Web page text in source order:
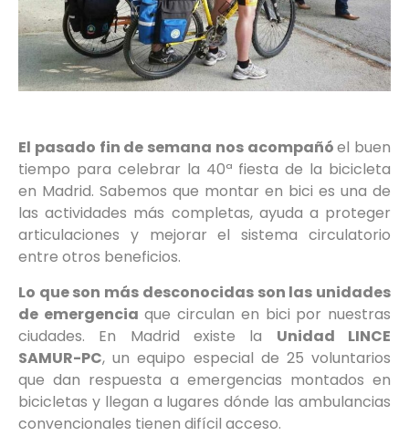
El pasado fin de semana nos acompañóel buen
tiempo para celebrar la 40ª fiesta de la bicicleta
en Madrid. Sabemos que montar en bici es una de
las actividades más completas, ayuda a proteger
articulaciones y mejorar el sistema circulatorio
entre otros beneficios.
Lo que son más desconocidas son las unidades
de emergencia que circulan en bici por nuestras
ciudades. En Madrid existe la Unidad LINCE
SAMUR-PC, un equipo especial de 25 voluntarios
que dan respuesta a emergencias montados en
bicicletas y llegan a lugares dónde las ambulancias
convencionales tienen difícil acceso.